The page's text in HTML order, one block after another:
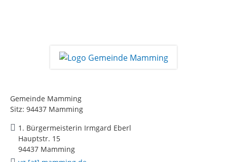
Gemeinde Mamming
Sitz: 94437 Mamming
1. Bürgermeisterin Irmgard Eberl
Hauptstr. 15
94437 Mamming